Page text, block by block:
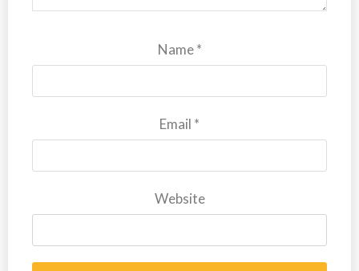
Name*
Email *
Website